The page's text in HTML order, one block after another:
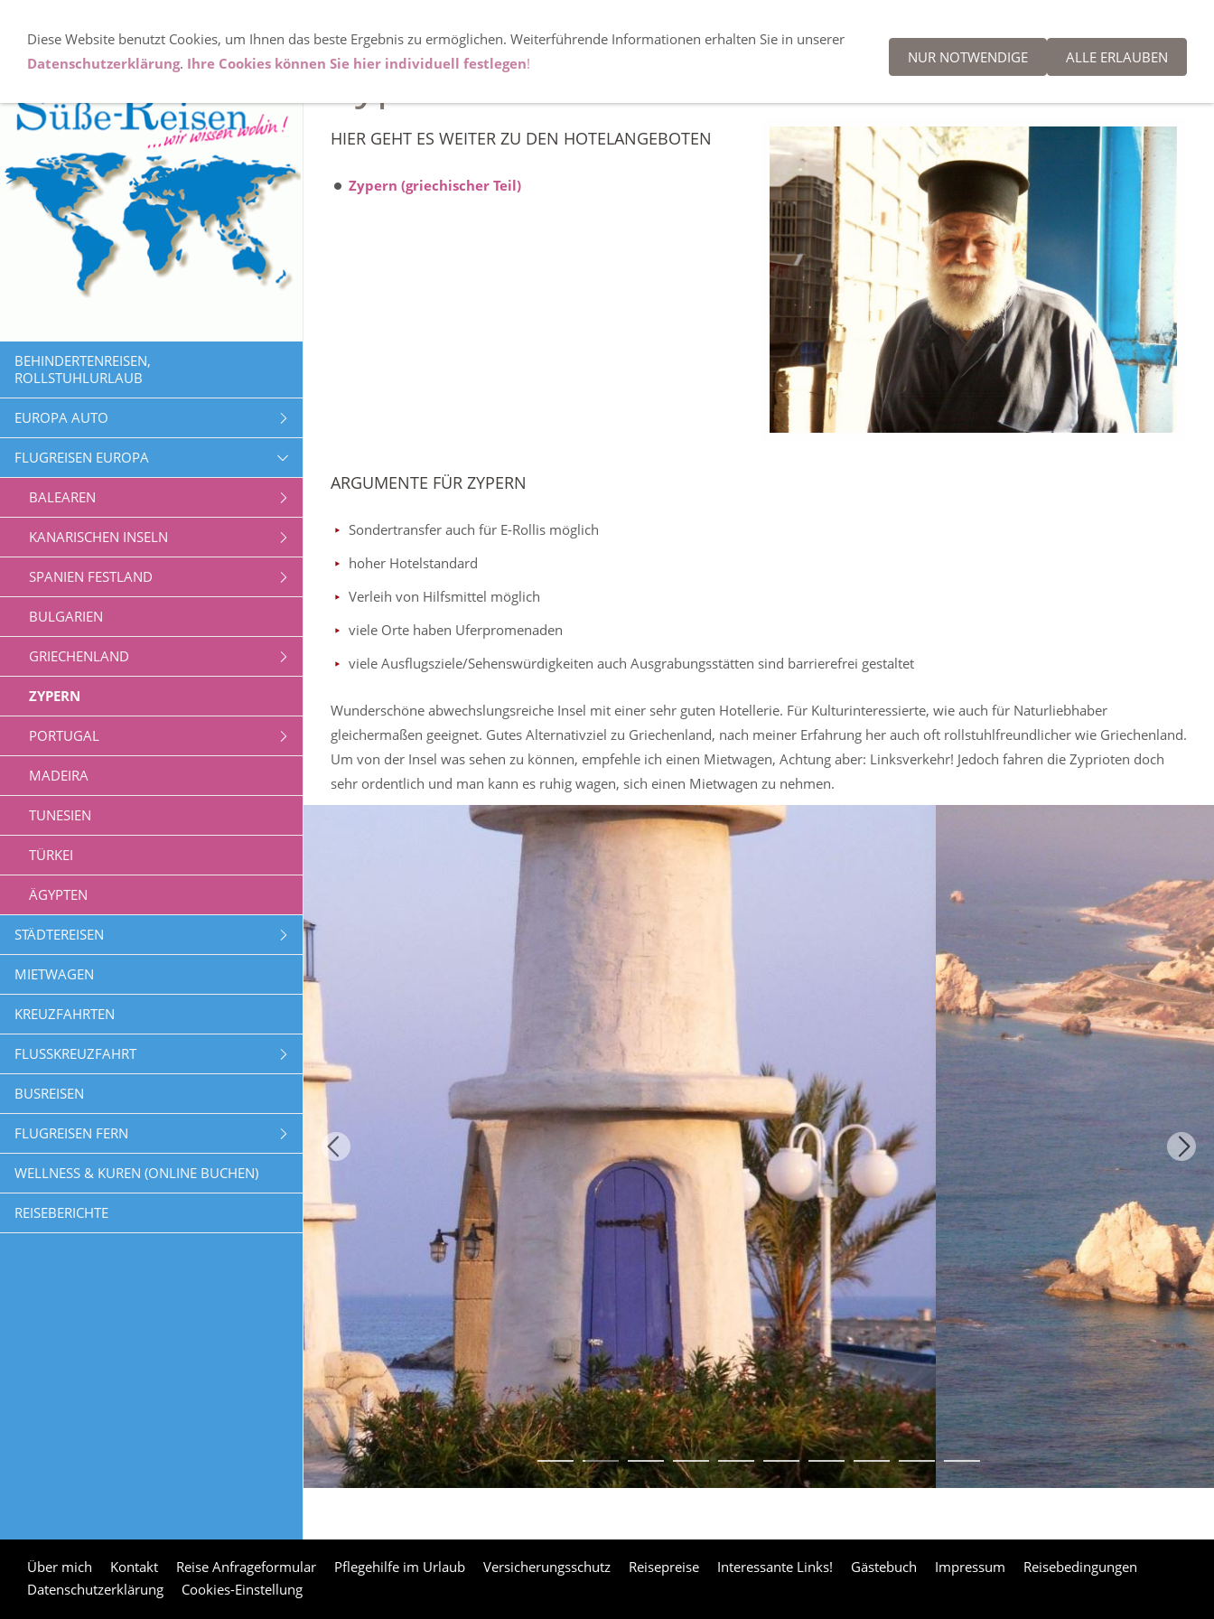
BEHINDERTENREISEN,
ROLLSTUHLURLAUB
EUROPA AUTO
FLUGREISEN EUROPA
BALEAREN
KANARISCHEN INSELN
SPANIEN FESTLAND
BULGARIEN
GRIECHENLAND
ZYPERN
PORTUGAL
MADEIRA
TUNESIEN
TÜRKEI
ÄGYPTEN
STÄDTEREISEN
MIETWAGEN
KREUZFAHRTEN
FLUSSKREUZFAHRT
BUSREISEN
FLUGREISEN FERN
WELLNESS & KUREN (ONLINE BUCHEN)
REISEBERICHTE
Zypern
HIER GEHT ES WEITER ZU DEN HOTELANGEBOTEN
Zypern (griechischer Teil)
ARGUMENTE FÜR ZYPERN
Sondertransfer auch für E-Rollis möglich
hoher Hotelstandard
Verleih von Hilfsmittel möglich
viele Orte haben Uferpromenaden
viele Ausflugsziele/Sehenswürdigkeiten auch Ausgrabungsstätten sind barrierefrei gestaltet
Wunderschöne abwechslungsreiche Insel mit einer sehr guten Hotellerie. Für Kulturinteressierte, wie auch für Naturliebhaber
gleichermaßen geeignet. Gutes Alternativziel zu Griechenland, nach meiner Erfahrung her auch oft rollstuhlfreundlicher wie Griechenland.
Um von der Insel was sehen zu können, empfehle ich einen Mietwagen, Achtung aber: Linksverkehr! Jedoch fahren die Zyprioten doch
sehr ordentlich und man kann es ruhig wagen, sich einen Mietwagen zu nehmen.
Über mich Kontakt Reise Anfrageformular Pflegehilfe im Urlaub Versicherungsschutz Reisepreise Interessante Links! Gästebuch Impressum
Reisebedingungen
Datenschutzerklärung
Cookies-Einstellung
Diese Website benutzt Cookies, um Ihnen das beste Ergebnis zu ermöglichen. Weiterführende Informationen erhalten Sie in unserer
Datenschutzerklärung. Ihre Cookies können Sie hier individuell festlegen! NUR NOTWENDIGE ALLE ERLAUBEN